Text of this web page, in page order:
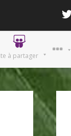
à partager